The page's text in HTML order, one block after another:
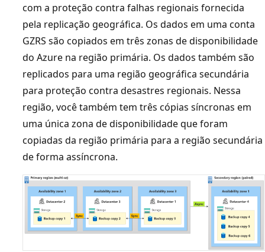
com a proteção contra falhas regionais fornecida
pela replicação geográfica. Os dados em uma conta
GZRS são copiados em três zonas de disponibilidade
do Azure na região primária. Os dados também são
replicados para uma região geográfica secundária
para proteção contra desastres regionais. Nessa
região, você também tem três cópias síncronas em
uma única zona de disponibilidade que foram
copiadas da região primária para a região secundária
de forma assíncrona.